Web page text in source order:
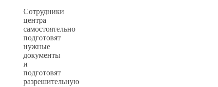
Сотрудники
центра
самостоятельно
подготовят
нужные
документы
и
подготовят
разрешительную